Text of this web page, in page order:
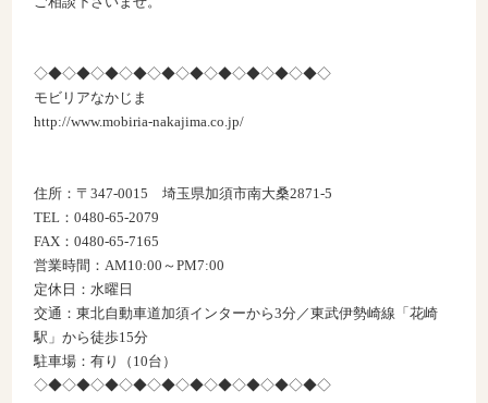
◇◆◇◆◇◆◇◆◇◆◇◆◇◆◇◆◇◆◇◆◇
モビリアなかじま
http://www.mobiria-nakajima.co.jp/
住所：〒347-0015 埼玉県加須市南大桑2871-5
TEL：0480-65-2079
FAX：0480-65-7165
営業時間：AM10:00～PM7:00
定休日：水曜日
交通：東北自動車道加須インターから3分／東武伊勢崎線「花崎
駅」から徒歩15分
駐車場：有り（10台）
◇◆◇◆◇◆◇◆◇◆◇◆◇◆◇◆◇◆◇◆◇